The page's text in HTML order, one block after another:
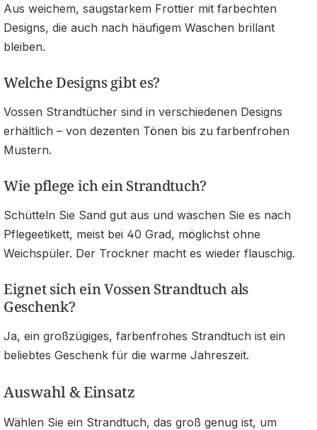
Aus weichem, saugstarkem Frottier mit farbechten
Designs, die auch nach häufigem Waschen brillant
bleiben.
Welche Designs gibt es?
Vossen Strandtücher sind in verschiedenen Designs
erhältlich – von dezenten Tönen bis zu farbenfrohen
Mustern.
Wie pflege ich ein Strandtuch?
Schütteln Sie Sand gut aus und waschen Sie es nach
Pflegeetikett, meist bei 40 Grad, möglichst ohne
Weichspüler. Der Trockner macht es wieder flauschig.
Eignet sich ein Vossen Strandtuch als
Geschenk?
Ja, ein großzügiges, farbenfrohes Strandtuch ist ein
beliebtes Geschenk für die warme Jahreszeit.
Auswahl & Einsatz
Wählen Sie ein Strandtuch, das groß genug ist, um